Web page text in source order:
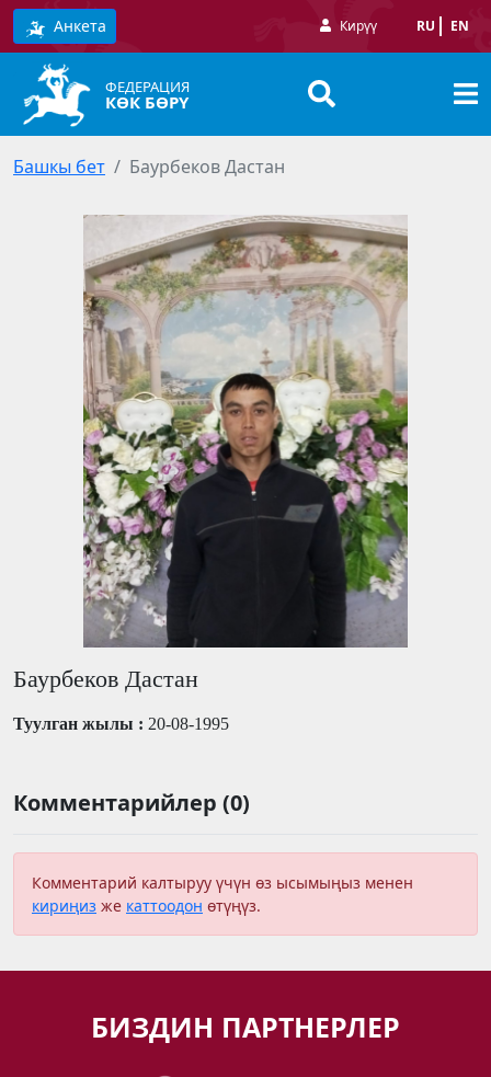
Анкета Кирүү RU EN
ФЕДЕРАЦИЯ
КӨК БӨРҮ
Башкы бет Баурбеков Дастан
Баурбеков Дастан
Туулган жылы : 20-08-1995
Комментарийлер (0)
Комментарий калтыруу үчүн өз ысымыңыз менен
кириңиз же каттоодон өтүңүз.
БИЗДИН ПАРТНЕРЛЕР